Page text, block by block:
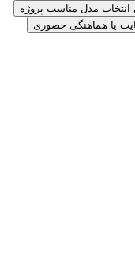
انتخاب مدل مناسب پروژه
یا هماهنگی حضوری